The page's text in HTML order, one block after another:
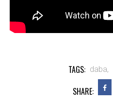
TAGS: daba,
SHARE: